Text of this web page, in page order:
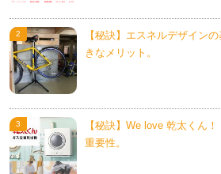
【秘訣】エスネルデザイン
きなメリット。
【秘訣】We love 乾太くん
重要性。